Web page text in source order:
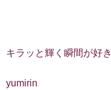
キラッと輝く瞬間が好き
yumirin